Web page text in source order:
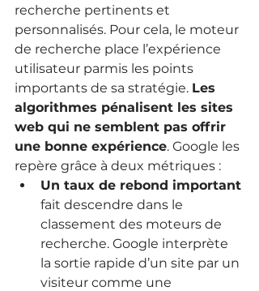
recherche pertinents et
personnalisés. Pour cela, le moteur
de recherche place l’expérience
utilisateur parmis les points
importants de sa stratégie. Les
algorithmes pénalisent les sites
web qui ne semblent pas offrir
une bonne expérience. Google les
repère grâce à deux métriques :
Un taux de rebond important
fait descendre dans le
classement des moteurs de
recherche. Google interprète
la sortie rapide d’un site par un
visiteur comme une